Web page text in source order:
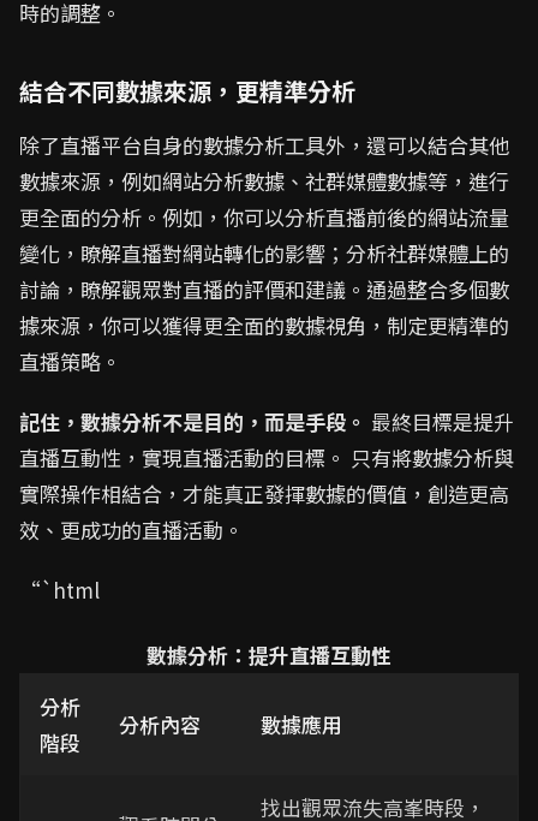
時的調整。
結合不同數據來源，更精準分析
除了直播平台自身的數據分析工具外，還可以結合其他
數據來源，例如網站分析數據、社群媒體數據等，進行
更全面的分析。例如，你可以分析直播前後的網站流量
變化，瞭解直播對網站轉化的影響；分析社群媒體上的
討論，瞭解觀眾對直播的評價和建議。通過整合多個數
據來源，你可以獲得更全面的數據視角，制定更精準的
直播策略。
記住，數據分析不是目的，而是手段。 最終目標是提升
直播互動性，實現直播活動的目標。 只有將數據分析與
實際操作相結合，才能真正發揮數據的價值，創造更高
效、更成功的直播活動。
“`html
數據分析：提升直播互動性
分析
階段
分析內容 數據應用
找出觀眾流失高峯時段，